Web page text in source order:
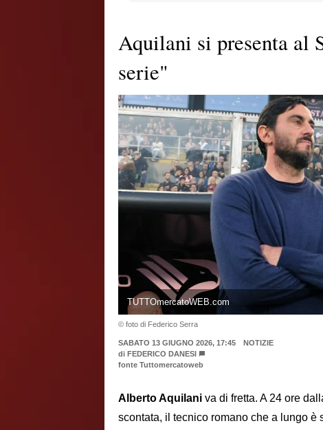
Aquilani si presenta al
serie"
TUTTOmercatoWEB.com
© foto di Federico Serra
SABATO 13 GIUGNO 2026, 17:45
NOTIZIE
di FEDERICO DANESI
fonte Tuttomercatoweb
Alberto Aquilani va di fretta. A 24 ore
scontata, il tecnico romano che a lungo è